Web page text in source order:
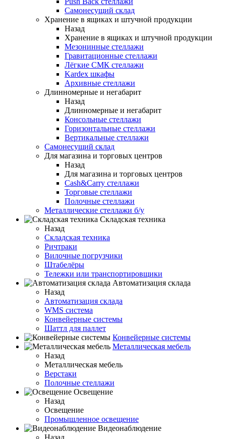
Самонесущий склад
Хранение в ящиках и штучной продукции
Назад
Хранение в ящиках и штучной продукции
Мезонинные стеллажи
Гравитационные стеллажи
Лёгкие СМК стеллажи
Kardex шкафы
Архивные стеллажи
Длинномерные и негабарит
Назад
Длинномерные и негабарит
Консольные стеллажи
Горизонтальные стеллажи
Вертикальные стеллажи
Самонесущий склад
Для магазина и торговых центров
Назад
Для магазина и торговых центров
Cash&Carry стеллажи
Торговые стеллажи
Полочные стеллажи
Металлические стеллажи б/у
Складская техника
Назад
Складская техника
Ричтраки
Вилочные погрузчики
Штабелёры
Тележки или транспортировщики
Автоматизация склада
Назад
Автоматизация склада
WMS система
Конвейерные системы
Шаттл для паллет
Конвейерные системы
Металлическая мебель
Назад
Металлическая мебель
Верстаки
Полочные стеллажи
Освещение
Назад
Освещение
Промышленное освещение
Видеонаблюдение
Назад